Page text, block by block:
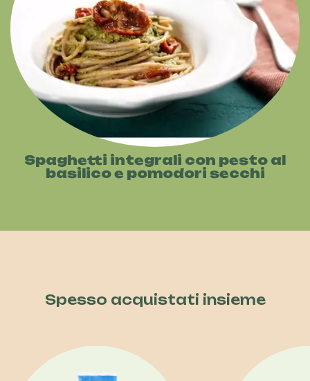
Spaghetti integrali con pesto al
basilico e pomodori secchi
Spesso acquistati insieme